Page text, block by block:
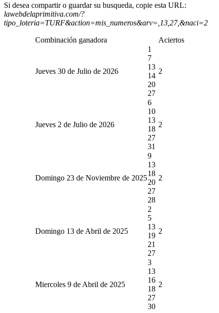
Si desea compartir o guardar su busqueda, copie esta URL:
lawebdelaprimitiva.com/?
tipo_loteria=TURF&action=mis_numeros&arv=,13,27,&naci=2
Combinación ganadora Aciertos
Jueves 30 de Julio de 2026
1
7
13
14
20
27
2
Jueves 2 de Julio de 2026
6
10
13
18
27
31
2
Domingo 23 de Noviembre de 2025
9
13
18
20
27
28
2
Domingo 13 de Abril de 2025
2
5
13
19
21
27
2
Miercoles 9 de Abril de 2025
3
13
16
18
27
30
2